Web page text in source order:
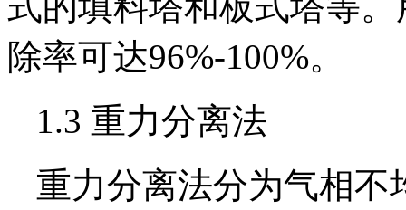
除率可达96%-100%。
1.3 重力分离法
重力分离法分为气相不